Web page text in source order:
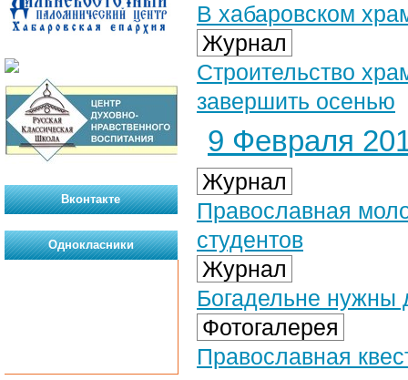
В хабаровском
Журнал
Строительство
завершить осенью
9 Февраля
Журнал
Православная
студентов
Журнал
Богадельне нужны
Фотогалерея
Православная
Вконтакте
Однокласники